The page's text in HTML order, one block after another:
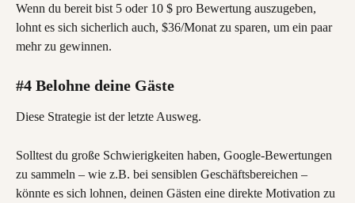
Wenn du bereit bist 5 oder 10 $ pro Bewertung auszugeben,
lohnt es sich sicherlich auch, $36/Monat zu sparen, um ein paar
mehr zu gewinnen.
#4 Belohne deine Gäste
Diese Strategie ist der letzte Ausweg.
Solltest du große Schwierigkeiten haben, Google-Bewertungen
zu sammeln – wie z.B. bei sensiblen Geschäftsbereichen –
könnte es sich lohnen, deinen Gästen eine direkte Motivation zu